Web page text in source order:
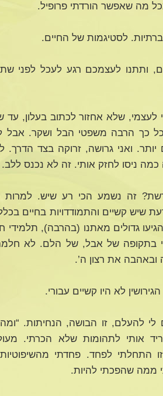
מה שאפשר הורדתי פרופיל.
לסטיגמות של החיים.
ותתנו לעצמכם רגע לעכל לפני
לעצמי, שלא אחזור לכתוב בעלון, עד
כל כך הרבה משפטי הבל ושקר. אבל
יותר. ואני גרושה, זרוקה בצד
כמה ניסו לחזק אותי. זה לא נכנס ללב.
זה נשמע הכי רע שיש. למרות
שיש קשיים והתמודדויות בחיים
גדולים מאתנו (בהרבה), תלמידי
בתקופה של אבל, של הלם. לא
ובאהבה את רצון ה’.
לא היו קשיים עבורי.
לי להעלם, זו הבושה, הנחיתות.
אותי לתהומות שלא הכרתי.
התחלתי לפחד. פחדתי
ממה שהפכתי להיות.